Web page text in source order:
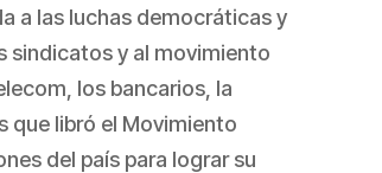
a las luchas democráticas y
sindicatos y al movimiento
los bancarios, la
que libró el Movimiento
del país para lograr su